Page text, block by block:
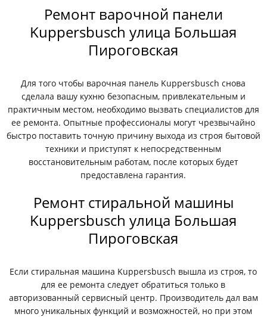
Ремонт варочной панели
Kuppersbusch улица Большая
Пироговская
Для того чтобы варочная панель Kuppersbusch снова
сделала вашу кухню безопасным, привлекательным и
практичным местом, необходимо вызвать специалистов для
ее ремонта. Опытные профессионалы могут чрезвычайно
быстро поставить точную причину выхода из строя бытовой
техники и приступят к непосредственным
восстановительным работам, после которых будет
предоставлена гарантия.
Ремонт стиральной машины
Kuppersbusch улица Большая
Пироговская
Если стиральная машина Kuppersbusch вышла из строя, то
для ее ремонта следует обратиться только в
авторизованный сервисный центр. Производитель дал вам
много уникальных функций и возможностей, но при этом